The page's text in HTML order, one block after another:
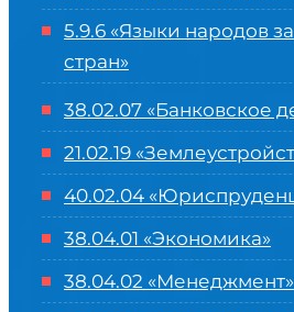
5.9.6 «Языки народов
стран»
38.02.07 «Банковское
21.02.19
40.02.04
38.04.01 «Экономика»
38.04.02 «Менеджмент»